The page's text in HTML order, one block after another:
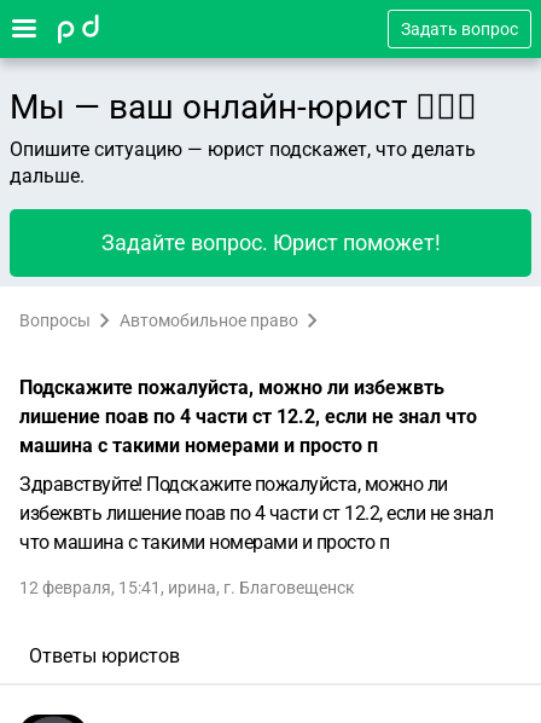
Задать вопрос
Мы — ваш онлайн-юрист 👨🏻‍⚖️
Опишите ситуацию — юрист подскажет, что делать
дальше.
Задайте вопрос. Юрист поможет!
Вопросы Автомобильное право
Подскажите пожалуйста, можно ли избежвть
лишение поав по 4 части ст 12.2, если не знал что
машина с такими номерами и просто п
Здравствуйте! Подскажите пожалуйста, можно ли
избежвть лишение поав по 4 части ст 12.2, если не знал
что машина с такими номерами и просто п
12 февраля, 15:41 , ирина, г. Благовещенск
Ответы юристов